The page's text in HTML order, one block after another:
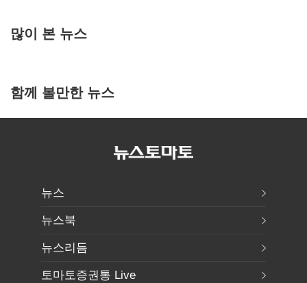
많이 본 뉴스
함께 볼만한 뉴스
뉴스
뉴스북
뉴스리듬
토마토증권통 Live